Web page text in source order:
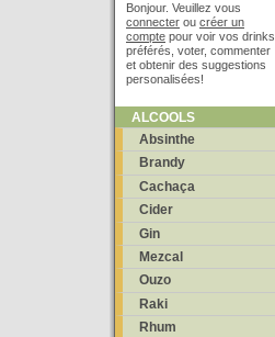
Bonjour. Veuillez vous
connecter ou créer un
compte pour voir vos drinks
préférés, voter, commenter
et obtenir des suggestions
personalisées!
ALCOOLS
Absinthe
Brandy
Cachaça
Cider
Gin
Mezcal
Ouzo
Raki
Rhum